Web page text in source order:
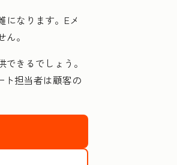
なります。Eメ
。
きるでしょう。
ト担当者は顧客の